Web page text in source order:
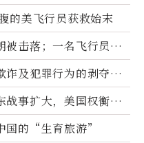
的美飞行员获救始末
被击落；一名飞行员失
诈及犯罪行为的剥夺公
战事扩大，美国权衡地
国的“生育旅游”